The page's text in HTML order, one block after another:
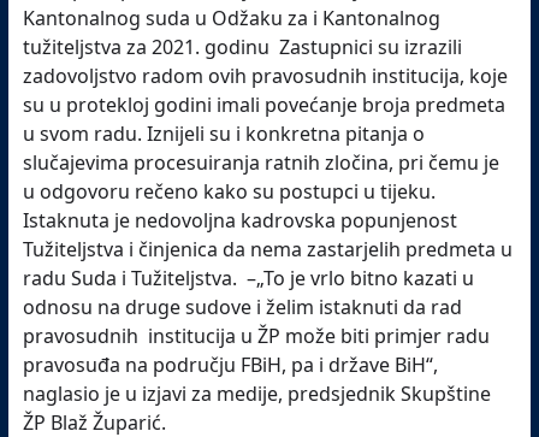
Kantonalnog suda u Odžaku za i Kantonalnog
tužiteljstva za 2021. godinu Zastupnici su izrazili
zadovoljstvo radom ovih pravosudnih institucija, koje
su u protekloj godini imali povećanje broja predmeta
u svom radu. Iznijeli su i konkretna pitanja o
slučajevima procesuiranja ratnih zločina, pri čemu je
u odgovoru rečeno kako su postupci u tijeku.
Istaknuta je nedovoljna kadrovska popunjenost
Tužiteljstva i činjenica da nema zastarjelih predmeta u
radu Suda i Tužiteljstva. –„To je vrlo bitno kazati u
odnosu na druge sudove i želim istaknuti da rad
pravosudnih institucija u ŽP može biti primjer radu
pravosuđa na području FBiH, pa i države BiH“,
naglasio je u izjavi za medije, predsjednik Skupštine
ŽP Blaž Župarić.